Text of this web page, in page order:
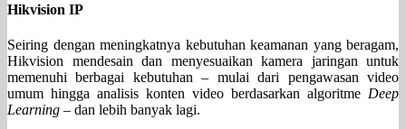
Hikvision IP
Seiring dengan meningkatnya kebutuhan keamanan yang beragam,
Hikvision mendesain dan menyesuaikan kamera jaringan untuk
memenuhi berbagai kebutuhan – mulai dari pengawasan video
umum hingga analisis konten video berdasarkan algoritme Deep
Learning – dan lebih banyak lagi.